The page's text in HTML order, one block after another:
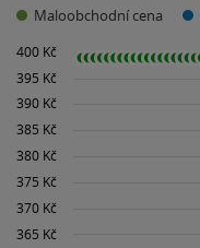
Maloobchodní cena